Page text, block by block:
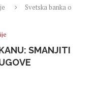
Svetska banka o
SMANJITI